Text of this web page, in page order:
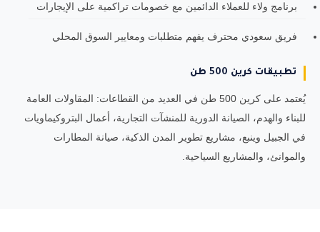
برنامج ولاء للعملاء الدائمين مع خصومات تراكمية على الإيجارات
فريق سعودي محترف يفهم متطلبات ومعايير السوق المحلي
تطبيقات كرين 500 طن
يُعتمد على كرين 500 طن في العديد من القطاعات: المقاولات العامة
للبناء والهدم، الصيانة الدورية للمنشآت التجارية، أعمال البتروكيماويات
في الجبيل وينبع، مشاريع تطوير المدن الذكية، صيانة المطارات
والموانئ، والمشاريع السياحية.